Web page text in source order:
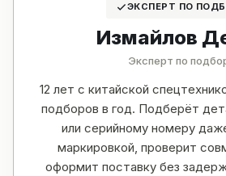
ЭКСПЕРТ ПО
Измайлов
Эксперт по
12 лет с китайской
подборов в год. Подберёт
или серийному номеру
маркировкой, проверит
оформит поставку без